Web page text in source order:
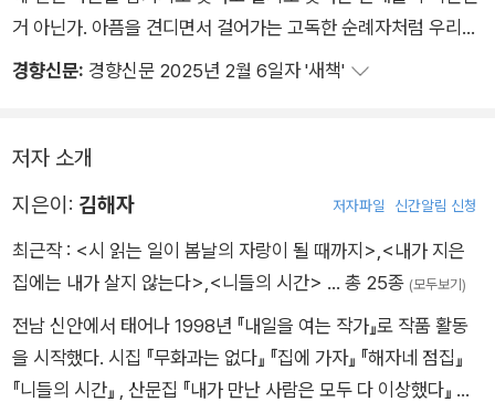
거 아닌가. 아픔을 견디면서 걸어가는 고독한 순례자처럼 우리는
간다. 지워져 가고 있는 발자국 위에 또 다른 발자국을 남기고 간
신발 끈을 고쳐 매고 우리는 일어서야 한다. 우리는 견뎌야만 살
한 눈으로 울 것 같은 표정으로 견딘다. 입술을 악물고 우리는 간
다. 우리가 꾸는 꿈이 비록 상처가 있거나 피가 묻었더라도 우리
는 걷고 또 걸을 것이다. 시류에 굴하지 않고 자신만의 세계를 견
고히 해 가는 좋은 시인들과 시를 재발굴하여 독자들과 보다 가까
이에서 소통하고자 함은 ‘걷는사람’의 모토다. 100호 기념 시집
을 내며 다시 한 번 이 말을 새기고 처음 비롯된 발원지의 물을 생
경향신문: 경향신문 2025년 2월 6일자 '새책'
저자 소개
지은이: 김해자 저자파일 신간알림 신청
최근작 : <시 읽는 일이 봄날의 자랑이 될 때까지> <내가 지은
집에는 내가 살지 않는다> <니들의 시간> … 총 25종 (모두보기)
전남 신안에서 태어나 1998년 『내일을 여는 작가』로 작품 활동
을 시작했다. 시집 『무화과는 없다』 『집에 가자』 『해자네 점집』
『니들의 시간』 , 산문집 『내가 만난 사람은 모두 다 이상했다』 등